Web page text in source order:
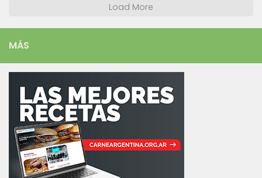
Load More
MÁS